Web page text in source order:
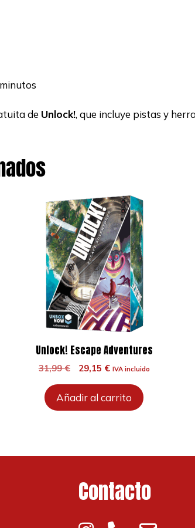
de Unlock!, que incluye pistas y
Unlock! Escape Adventures
31,99€
El
original
era:
29,15 €El
actual
es:
IVA incluido
Añadir al carrito
Contacto